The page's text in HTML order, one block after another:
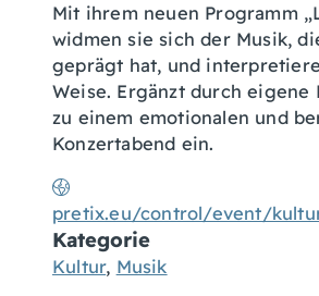
pretix.eu/control/event/
Mit ihrem neuen Programm
widmen sie sich der Musik,
geprägt hat, und
Weise. Ergänzt durch eigene
zu einem emotionalen und
Konzertabend ein.
Kategorie
Kultur, Musik